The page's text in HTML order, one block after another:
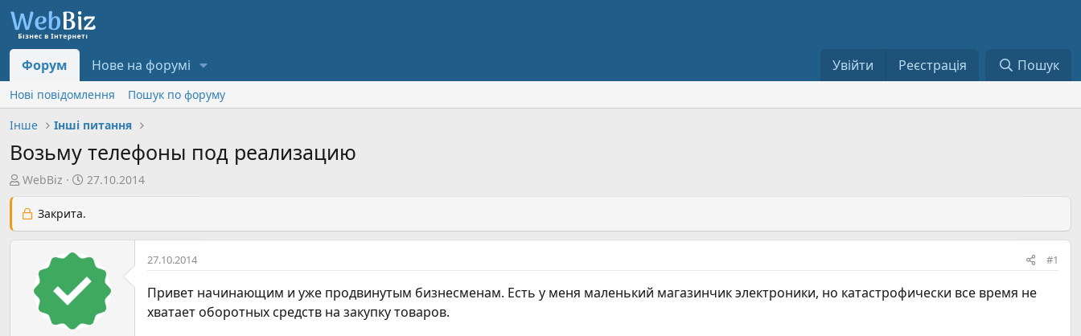
Форум Нове на форумі Увійти Реєстрація Пошук
Нові повідомлення
Пошук по форуму
Інше
Інші питання
Возьму телефоны под реализацию
А
т
о
WebBiz
Д
а
т
в
27.10.2014
Закрита.
27.10.2014 #1
Привет начинающим и уже продвинутым бизнесменам. Есть у меня маленький магазинчик электроники, но катастрофически все время не
хватает оборотных средств на закупку товаров.